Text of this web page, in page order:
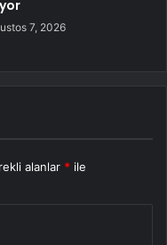
7, 2026
alanlar * ile